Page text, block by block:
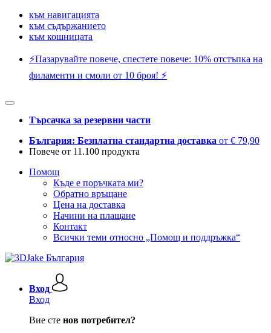
към навигацията
към съдържанието
към кошницата
⚡️Пазарувайте повече, спестете повече: 10% отстъпка на
филаменти и смоли от 10 броя! ⚡️
Търсачка за резервни части
България: Безплатна стандартна доставка от € 79,90
Повече от 11.100 продукта
Помощ
Къде е поръчката ми?
Обратно връщане
Цена на доставка
Начини на плащане
Контакт
Всички теми относно „Помощ и поддръжка“
Вход
Вход
Вие сте нов потребител?